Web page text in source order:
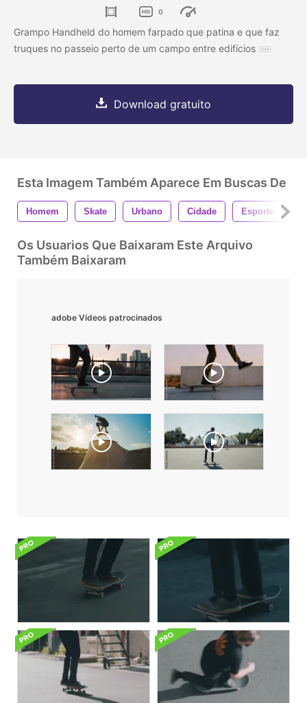
0
Grampo Handheld do homem farpado que patina e que faz
truques no passeio perto de um campo entre edifícios
Download gratuito
Esta Imagem Também Aparece Em Buscas De
Homem Skate Urbano Cidade Esporte
Os Usuarios Que Baixaram Este Arquivo
Também Baixaram
adobe Vídeos patrocinados